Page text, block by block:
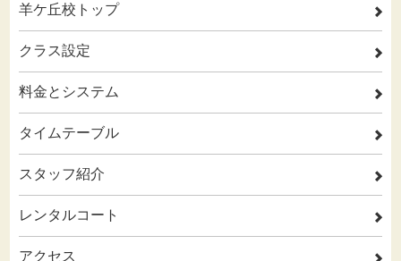
羊ケ丘校トップ 2
クラス設定 2
料金とシステム 2
タイムテーブル 2
スタッフ紹介 2
レンタルコート 2
アクセス